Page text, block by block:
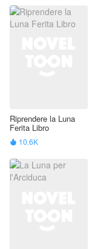
Riprendere la Luna
Ferita Libro
 10.6K